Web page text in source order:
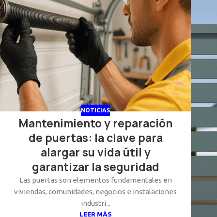
NOTICIAS
Mantenimiento y reparación
de puertas: la clave para
alargar su vida útil y
garantizar la seguridad
Las puertas son elementos fundamentales en
viviendas, comunidades, negocios e instalaciones
industri...
LEER MÁS